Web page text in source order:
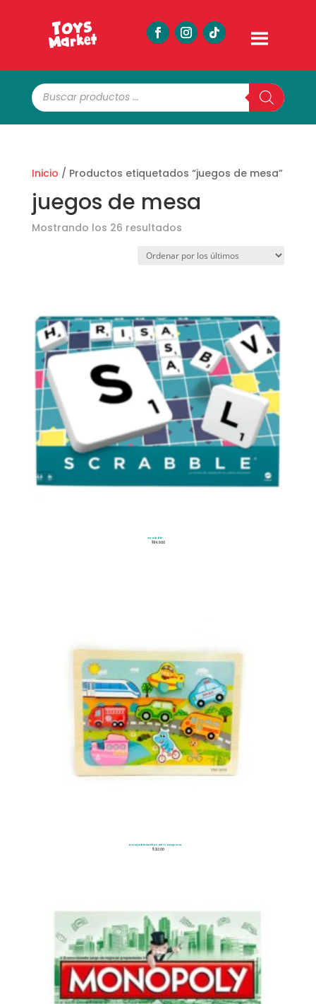
Búsqueda
de
productos
Inicio / Productos etiquetados “juegos de mesa”
juegos de mesa
Mostrando los 26 resultadosOrdenado
los
Scrabble
$114.900
Encajable Medios de Transporte
$21.300